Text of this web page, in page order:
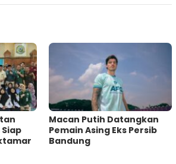
Macan Putih Datangkan
Pemain Asing Eks Persib
Bandung